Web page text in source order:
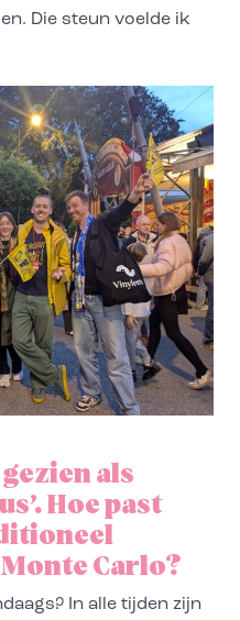
Die steun voelde ik
als
Hoe past
Carlo?
In alle tijden zijn